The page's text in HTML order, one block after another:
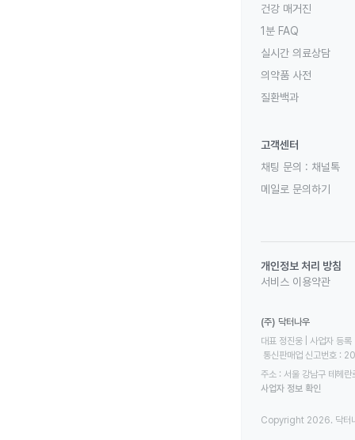
건강 매거진
1분 FAQ
실시간 의료상담
의약품 사전
질환백과
고객센터
채팅 문의 : 채널톡
메일로 문의하기
개인정보 처리 방침
서비스 이용약관
(주) 닥터나우
대표 정진웅 | 사업자
통신판매업 신고번호
주소 : 서울 강남구 테헤
사업자 정보 확인
Copyright 2026. 닥터